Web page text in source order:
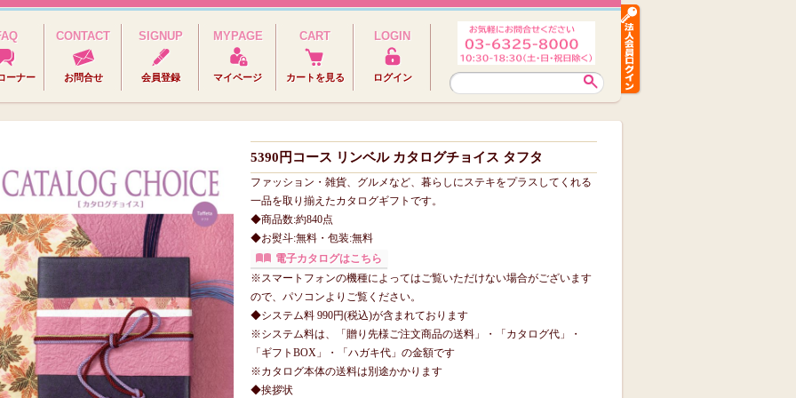
ーナー
CONTACT
お問合せ
SIGNUP
会員登録
MYPAGE
マイページ
CART
カートを見る
LOGIN
ログイン
5390円コース リンベル カタログチョイス タフタ
ファッション・雑貨、グルメなど、暮らしにステキをプラスしてくれる
一品を取り揃えたカタログギフトです。
◆商品数:約840点
◆お熨斗:無料・包装:無料
電子カタログはこちら
※スマートフォンの機種によってはご覧いただけない場合がございます
ので、パソコンよりご覧ください。
◆システム料 990円(税込)が含まれております
※システム料は、「贈り先様ご注文商品の送料」・「カタログ代」・
「ギフトBOX」・「ハガキ代」の金額です
※カタログ本体の送料は別途かかります
◆挨拶状